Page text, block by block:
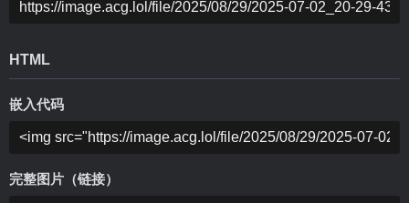
HTML
嵌入代码
完整图片（链接）